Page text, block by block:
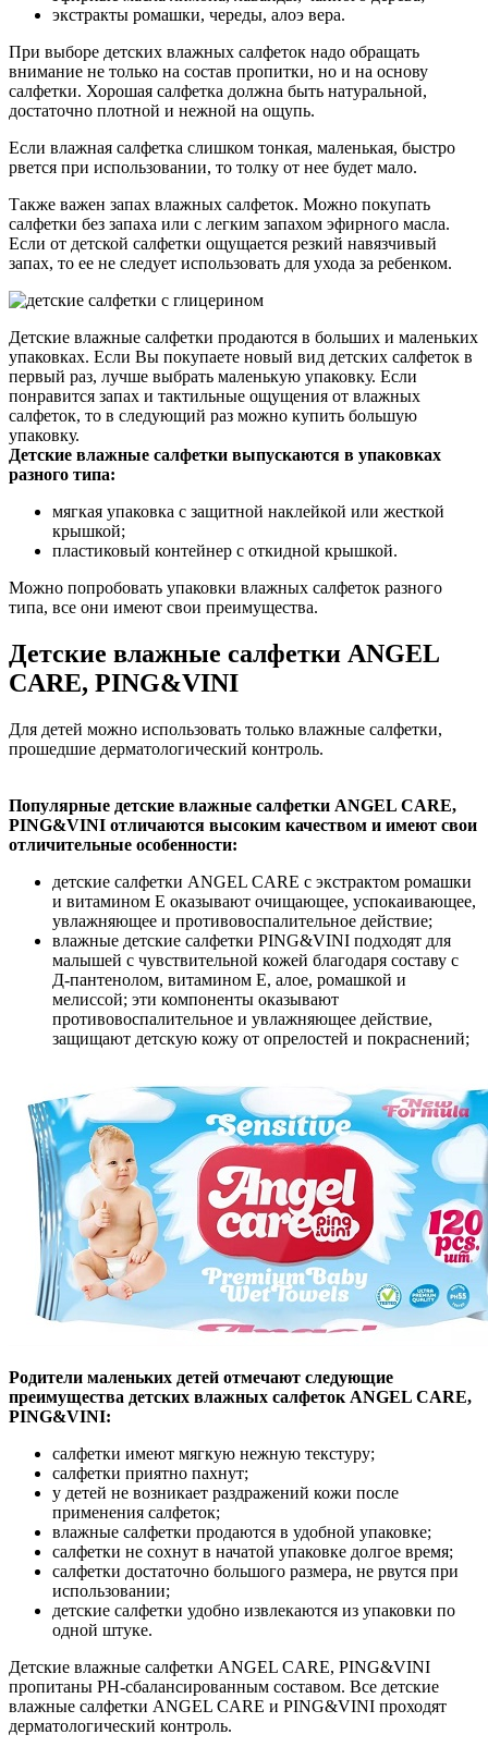
экстракты ромашки, череды, алоэ вера.
При выборе детских влажных салфеток надо обращать
внимание не только на состав пропитки, но и на основу
салфетки. Хорошая салфетка должна быть натуральной,
достаточно плотной и нежной на ощупь.
Если влажная салфетка слишком тонкая, маленькая, быстро
рвется при использовании, то толку от нее будет мало.
Также важен запах влажных салфеток. Можно покупать
салфетки без запаха или с легким запахом эфирного масла.
Если от детской салфетки ощущается резкий навязчивый
запах, то ее не следует использовать для ухода за ребенком.
Детские влажные салфетки продаются в больших и маленьких
упаковках. Если Вы покупаете новый вид детских салфеток в
первый раз, лучше выбрать маленькую упаковку. Если
понравится запах и тактильные ощущения от влажных
салфеток, то в следующий раз можно купить большую
упаковку.
Детские влажные салфетки выпускаются в упаковках
разного типа:
мягкая упаковка с защитной наклейкой или жесткой
крышкой;
пластиковый контейнер с откидной крышкой.
Можно попробовать упаковки влажных салфеток разного
типа, все они имеют свои преимущества.
Детские влажные салфетки ANGEL
CARE, PING&VINI
Для детей можно использовать только влажные салфетки,
прошедшие дерматологический контроль.
Популярные детские влажные салфетки ANGEL CARE,
PING&VINI отличаются высоким качеством и имеют свои
отличительные особенности:
детские салфетки ANGEL CARE с экстрактом ромашки
и витамином Е оказывают очищающее, успокаивающее,
увлажняющее и противовоспалительное действие;
влажные детские салфетки PING&VINI подходят для
малышей с чувствительной кожей благодаря составу с
Д-пантенолом, витамином Е, алое, ромашкой и
мелиссой; эти компоненты оказывают
противовоспалительное и увлажняющее действие,
защищают детскую кожу от опрелостей и покраснений;
Родители маленьких детей отмечают следующие
преимущества детских влажных салфеток ANGEL CARE,
PING&VINI:
салфетки имеют мягкую нежную текстуру;
салфетки приятно пахнут;
у детей не возникает раздражений кожи после
применения салфеток;
влажные салфетки продаются в удобной упаковке;
салфетки не сохнут в начатой упаковке долгое время;
салфетки достаточно большого размера, не рвутся при
использовании;
детские салфетки удобно извлекаются из упаковки по
одной штуке.
Детские влажные салфетки ANGEL CARE, PING&VINI
пропитаны PH-сбалансированным составом. Все детские
влажные салфетки ANGEL CARE и PING&VINI проходят
дерматологический контроль.